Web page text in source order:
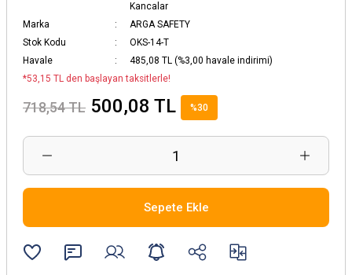
Kancalar
Marka
ARGA SAFETY
Stok Kodu
OKS-14-T
Havale
485,08 TL (%3,00 havale indirimi)
*53,15 TL den başlayan taksitlerle!
718,54 TL 500,08 TL %30
Sepete Ekle